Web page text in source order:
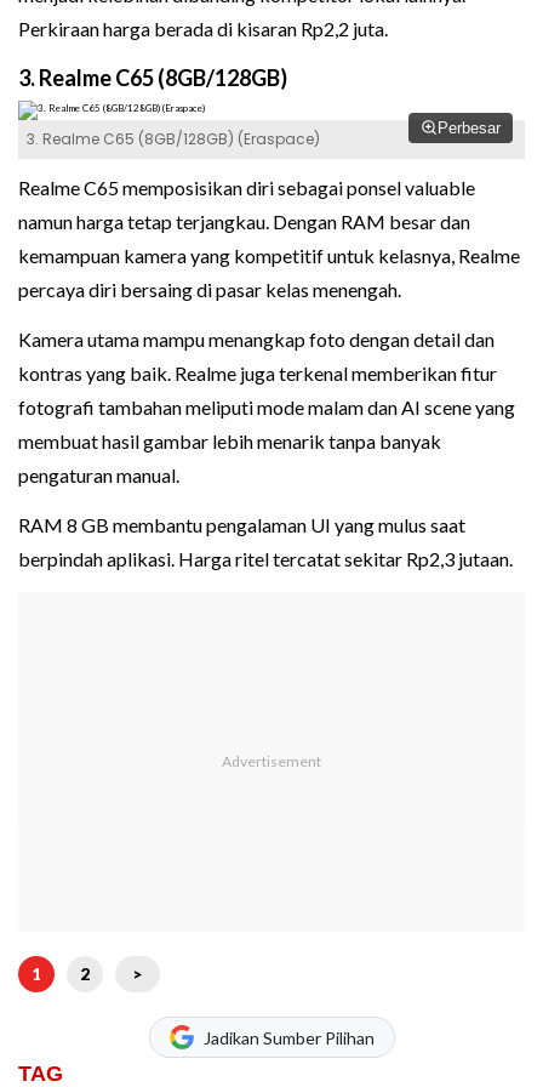
Perkiraan harga berada di kisaran Rp2,2 juta.
3. Realme C65 (8GB/128GB)
Perbesar
3. Realme C65 (8GB/128GB) (Eraspace)
Realme C65 memposisikan diri sebagai ponsel valuable
namun harga tetap terjangkau. Dengan RAM besar dan
kemampuan kamera yang kompetitif untuk kelasnya, Realme
percaya diri bersaing di pasar kelas menengah.
Kamera utama mampu menangkap foto dengan detail dan
kontras yang baik. Realme juga terkenal memberikan fitur
fotografi tambahan meliputi mode malam dan AI scene yang
membuat hasil gambar lebih menarik tanpa banyak
pengaturan manual.
RAM 8 GB membantu pengalaman UI yang mulus saat
berpindah aplikasi. Harga ritel tercatat sekitar Rp2,3 jutaan.
1 2 >
Jadikan Sumber Pilihan
TAG